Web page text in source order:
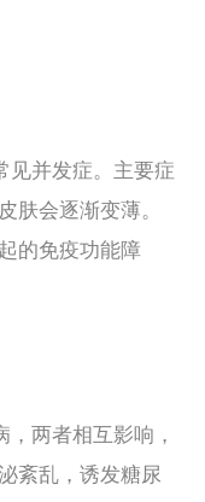
并发症。主要症
肤会逐渐变薄。
的免疫功能障
两者相互影响，
紊乱，诱发糖尿